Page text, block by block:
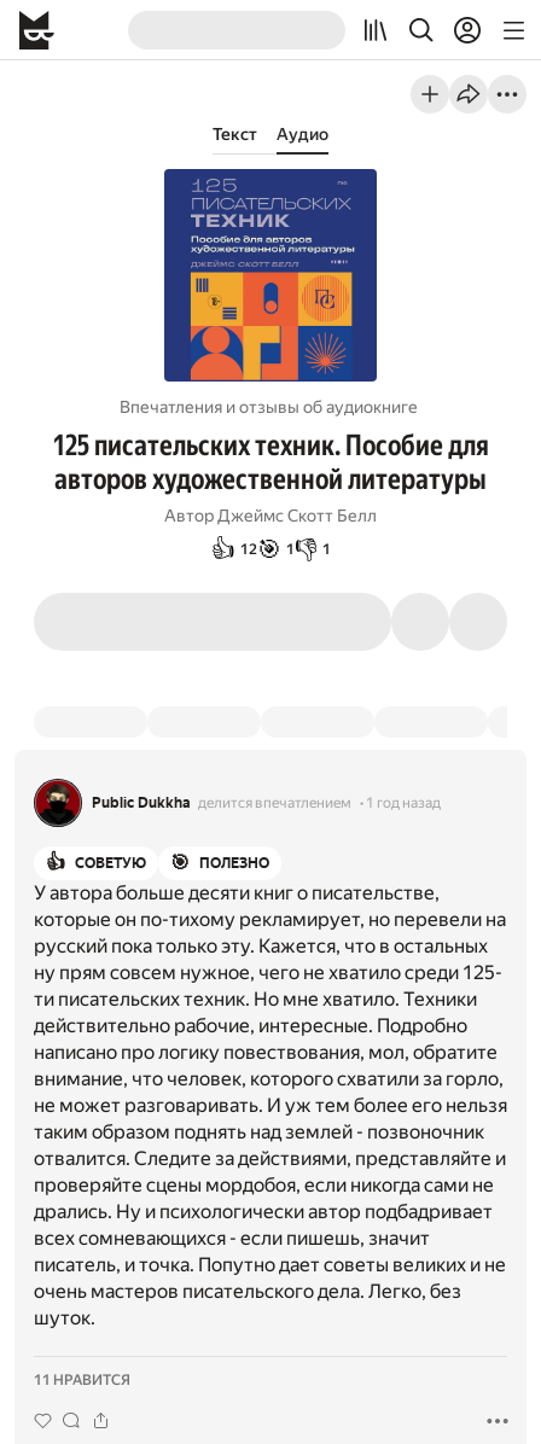
Текст Аудио
Впечатления и отзывы об aудиокниге
125 писательских техник. Пособие для
авторов художественной литературы
Автор Джеймс Скотт Белл
👍 12🎯 1 👎 1
Public Dukkha делится впечатлением 1 год назад
👍 СОВЕТУЮ 🎯 ПОЛЕЗНО
У автора больше десяти книг о писательстве,
которые он по-тихому рекламирует, но перевели на
русский пока только эту. Кажется, что в остальных
ну прям совсем нужное, чего не хватило среди 125-
ти писательских техник. Но мне хватило. Техники
действительно рабочие, интересные. Подробно
написано про логику повествования, мол, обратите
внимание, что человек, которого схватили за горло,
не может разговаривать. И уж тем более его нельзя
таким образом поднять над землей - позвоночник
отвалится. Следите за действиями, представляйте и
проверяйте сцены мордобоя, если никогда сами не
дрались. Ну и психологически автор подбадривает
всех сомневающихся - если пишешь, значит
писатель, и точка. Попутно дает советы великих и не
очень мастеров писательского дела. Легко, без
шуток.
11 НРАВИТСЯ